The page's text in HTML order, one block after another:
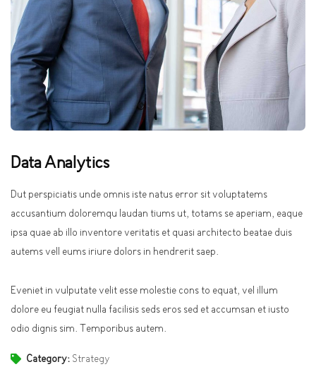
Data Analytics
Dut perspiciatis unde omnis iste natus error sit voluptatems
accusantium doloremqu laudan tiums ut, totams se aperiam, eaque
ipsa quae ab illo inventore veritatis et quasi architecto beatae duis
autems vell eums iriure dolors in hendrerit saep.
Eveniet in vulputate velit esse molestie cons to equat, vel illum
dolore eu feugiat nulla facilisis seds eros sed et accumsan et iusto
odio dignis sim. Temporibus autem.
Category: Strategy